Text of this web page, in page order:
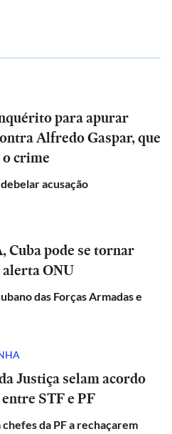
para apurar
Alfredo Gaspar, que
crime
acusação
Cuba pode se tornar
alerta ONU
das Forças Armadas e
Justiça selam acordo
STF e PF
da PF a rechaçarem